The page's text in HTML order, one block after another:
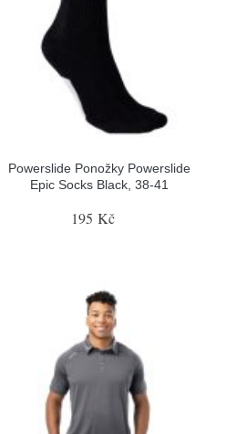
Powerslide Ponožky Powerslide
Epic Socks Black, 38-41
195 Kč